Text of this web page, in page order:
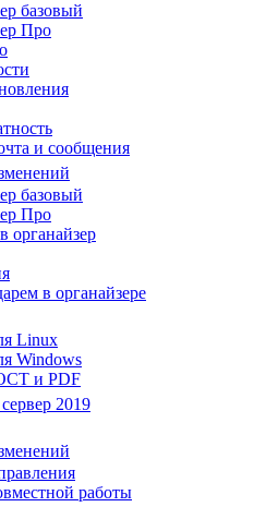
базовый
Про
и сообщения
базовый
Про
органайзер
в органайзере
Linux
Windows
и PDF
2019
работы